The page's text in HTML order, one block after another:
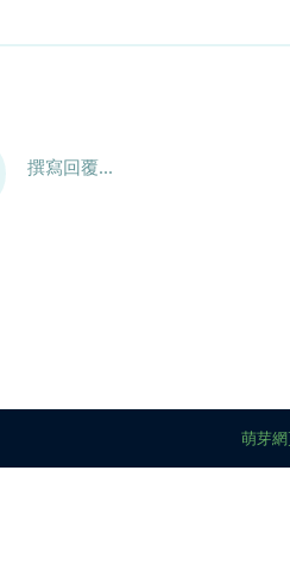
撰寫回覆...
萌芽